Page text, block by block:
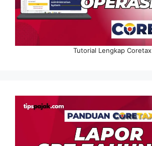
Tutorial Lengkap Coretax